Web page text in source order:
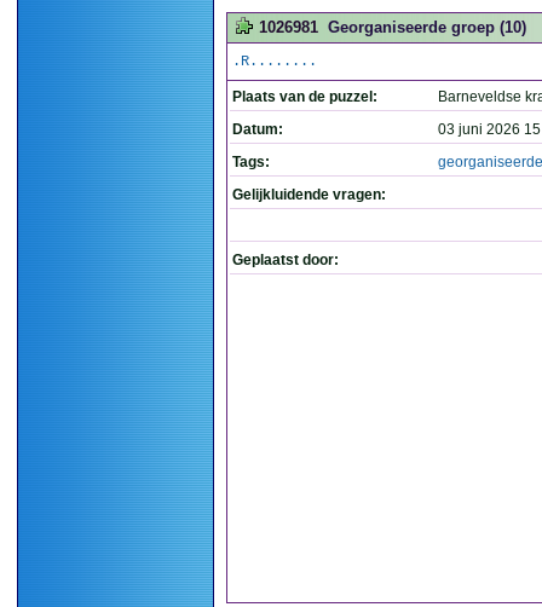
1026981 Georganiseerde groep (10)
.R........
Plaats van de puzzel:
Barneveldse
Datum:
03 juni 2026
Tags:
georganiseerde
Gelijkluidende vragen:
Geplaatst door: